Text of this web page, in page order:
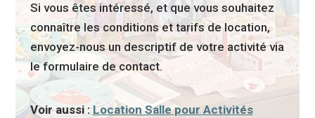
Si vous êtes intéressé, et que vous souhaitez
connaître les conditions et tarifs de location,
envoyez-nous un descriptif de votre activité via
le formulaire de contact.
Voir aussi : Location Salle pour Activités